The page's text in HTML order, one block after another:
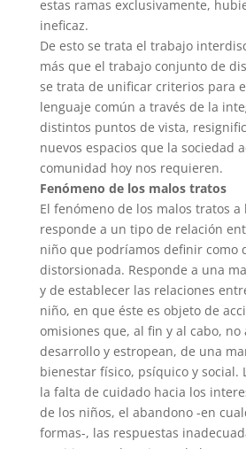
estas ramas exclusivamente,
ineficaz.
De esto se trata el trabajo
más que el trabajo conjunto de
se trata de unificar criterios para
lenguaje común a través de la
distintos puntos de vista,
nuevos espacios que la sociedad
comunidad hoy nos requieren.
Fenómeno de los malos tratos
El fenómeno de los malos tratos a
responde a un tipo de relación
niño que podríamos definir como
distorsionada. Responde a una
y de establecer las relaciones
niño, en que éste es objeto de
omisiones que, al fin y al cabo, no
desarrollo y estropean, de una
bienestar físico, psíquico y social.
la falta de cuidado hacia los
de los niños, el abandono -en
formas-, las respuestas